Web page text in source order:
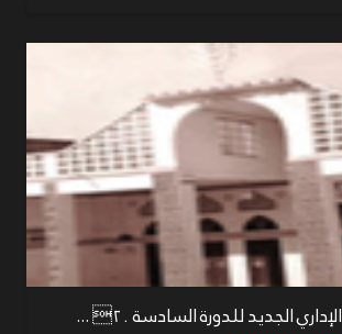
الجديد للدورة السادسة ٢٠ ...